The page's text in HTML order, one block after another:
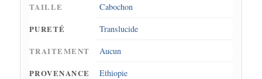
TAILLE
Cabochon
PURETÉ
Translucide
TRAITEMENT
Aucun
PROVENANCE
Ethiopie